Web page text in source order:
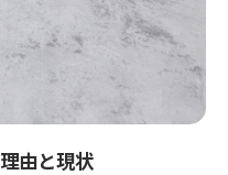
由と現状